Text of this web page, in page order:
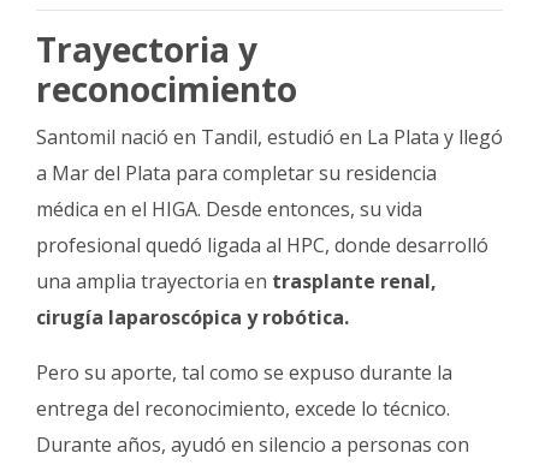
Trayectoria y
reconocimiento
Santomil nació en Tandil, estudió en La Plata y llegó
a Mar del Plata para completar su residencia
médica en el HIGA. Desde entonces, su vida
profesional quedó ligada al HPC, donde desarrolló
una amplia trayectoria en trasplante renal,
cirugía laparoscópica y robótica.
Pero su aporte, tal como se expuso durante la
entrega del reconocimiento, excede lo técnico.
Durante años, ayudó en silencio a personas con